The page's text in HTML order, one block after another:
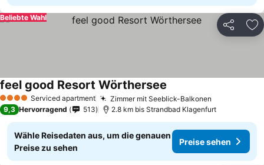
Teilen
Beliebte Wahl
4 Sterne Serviced apartment Zimmer mit Seeblick-Balkonen
feel good Resort Wörthersee
9,3 Hervorragend 513 2.8 km bis Strandbad Klagenfurt
Wähle Reisedaten aus, um die genauen
Preise zu sehen
Preise sehen